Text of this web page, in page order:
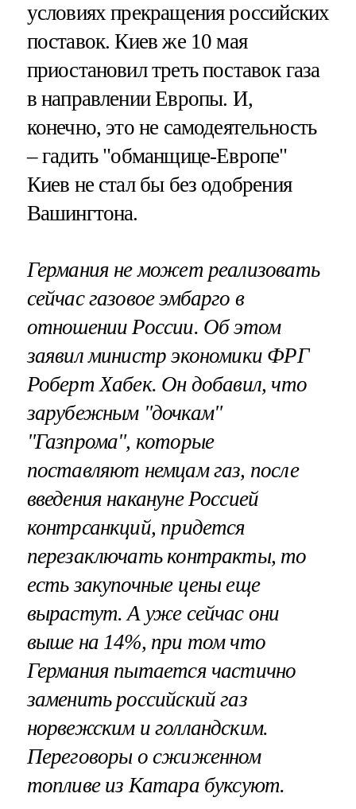
условиях прекращения российских
поставок. Киев же 10 мая
приостановил треть поставок газа
в направлении Европы. И,
конечно, это не самодеятельность
– гадить "обманщице-Европе"
Киев не стал бы без одобрения
Вашингтона.
Германия не может реализовать
сейчас газовое эмбарго в
отношении России. Об этом
заявил министр экономики ФРГ
Роберт Хабек. Он добавил, что
зарубежным "дочкам"
"Газпрома", которые
поставляют немцам газ, после
введения накануне Россией
контрсанкций, придется
перезаключать контракты, то
есть закупочные цены еще
вырастут. А уже сейчас они
выше на 14%, при том что
Германия пытается частично
заменить российский газ
норвежским и голландским.
Переговоры о сжиженном
топливе из Катара буксуют.